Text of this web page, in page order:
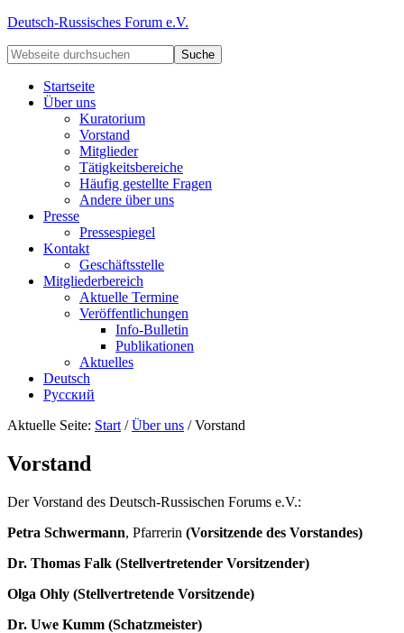
Deutsch-Russisches Forum e.V.
Startseite
Über uns
Kuratorium
Vorstand
Mitglieder
Tätigkeitsbereiche
Häufig gestellte Fragen
Andere über uns
Presse
Pressespiegel
Kontakt
Geschäftsstelle
Mitgliederbereich
Aktuelle Termine
Veröffentlichungen
Info-Bulletin
Publikationen
Aktuelles
Deutsch
Русский
Aktuelle Seite: Start / Über uns /Vorstand
Vorstand
Der Vorstand des Deutsch-Russischen Forums e.V.:
Petra Schwermann, Pfarrerin (Vorsitzende des Vorstandes)
Dr. Thomas Falk (Stellvertretender Vorsitzender)
Olga Ohly (Stellvertretende Vorsitzende)
Dr. Uwe Kumm (Schatzmeister)